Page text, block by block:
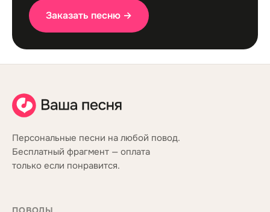
Заказать песню →
Персональные песни на любой повод.
Бесплатный фрагмент — оплата
только если понравится.